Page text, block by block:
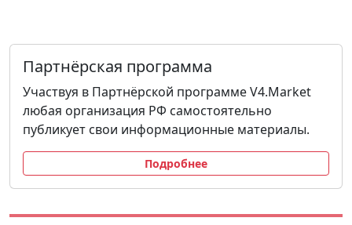
Партнёрская программа
Участвуя в Партнёрской программе V4.Market
любая организация РФ самостоятельно
публикует свои информационные материалы.
Подробнее